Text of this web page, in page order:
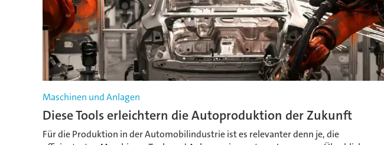
Maschinen und Anlagen
Diese Tools erleichtern die Autoproduktion der Zukunft
Für die Produktion in der Automobilindustrie ist es relevanter denn je, die